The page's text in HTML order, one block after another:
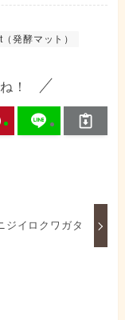
発酵マット）
！
ジイロクワガタ